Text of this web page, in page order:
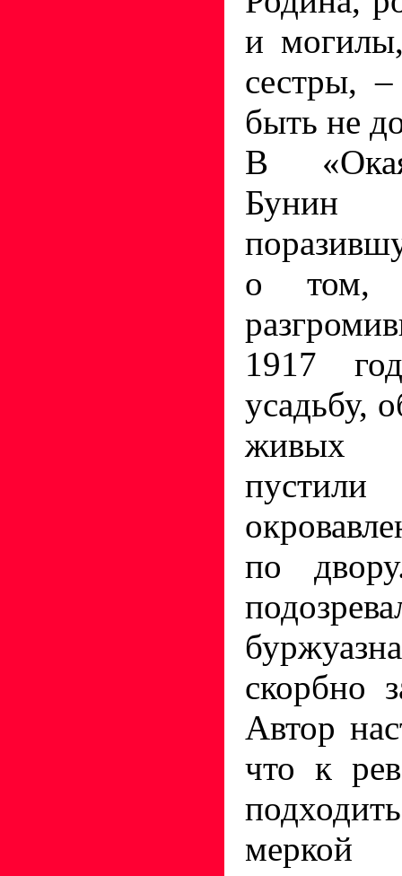
и
сестры,
быть не
В
Бунин
о том,
1917
усадьбу,
живых
по
скорбно
Автор
что к